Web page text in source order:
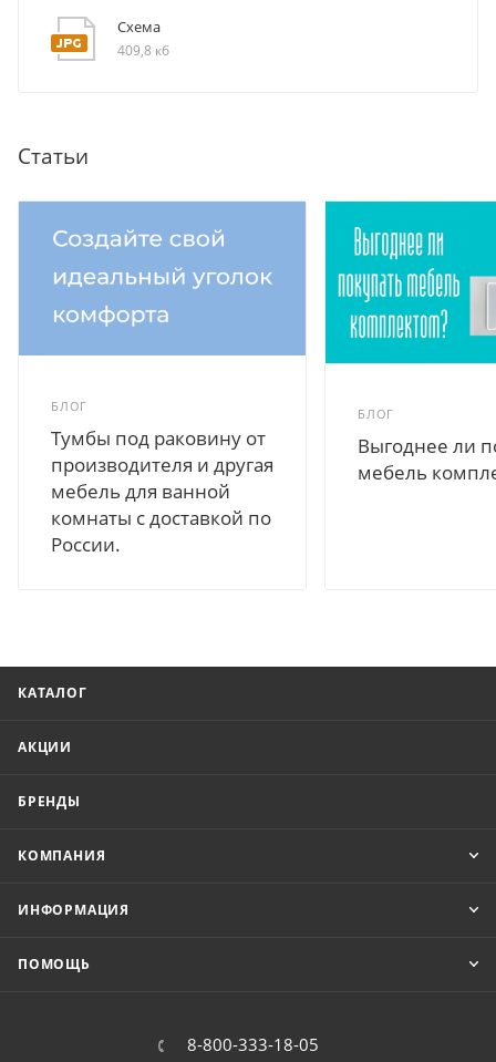
Схема
409,8 кб
Статьи
БЛОГ
Тумбы под раковину от
производителя и другая
мебель для ванной
комнаты с доставкой по
России.
БЛОГ
Выгоднее ли
мебель
КАТАЛОГ
АКЦИИ
БРЕНДЫ
КОМПАНИЯ
ИНФОРМАЦИЯ
ПОМОЩЬ
8-800-333-18-05